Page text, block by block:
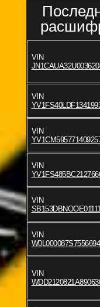
VIN
VIN
VIN
VIN
VIN
VIN
W0L000087S7556694
VIN